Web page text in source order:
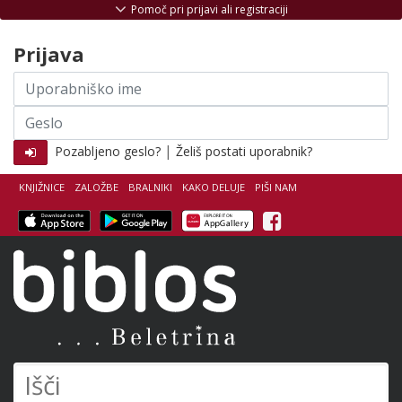
KNJIŽNICE ZALOŽBE BRALNIKI KAKO DELUJE PIŠI NAM
Facebook
Pomoč pri prijavi ali registraciji
Prijava
Uporabniško
ime
Geslo
Pozabljeno geslo? | Želiš postati uporabnik?